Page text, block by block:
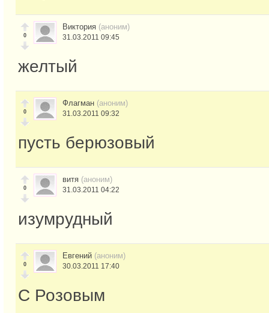
0
Виктория (аноним)
31.03.2011 09:45
желтый
0
Флагман (аноним)
31.03.2011 09:32
пусть берюзовый
0
витя (аноним)
31.03.2011 04:22
изумрудный
0
Евгений (аноним)
30.03.2011 17:40
С Розовым